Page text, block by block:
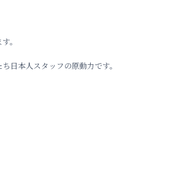
。
日本人スタッフの原動力です。